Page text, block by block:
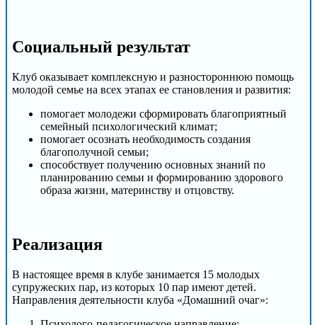
Социальный результат
Клуб оказывает комплексную и разностороннюю помощь
молодой семье на всех этапах ее становления и развития:
помогает молодежи сформировать благоприятный
семейный психологический климат;
помогает осознать необходимость создания
благополучной семьи;
способствует получению основных знаний по
планированию семьи и формированию здорового
образа жизни, материнству и отцовству.
Реализация
В настоящее время в клубе занимается 15 молодых
супружеских пар, из которых 10 пар имеют детей.
Направления деятельности клуба «Домашний очаг»: